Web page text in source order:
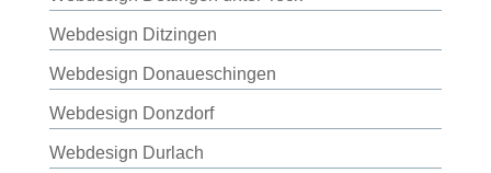
Webdesign Ditzingen
Webdesign Donaueschingen
Webdesign Donzdorf
Webdesign Durlach